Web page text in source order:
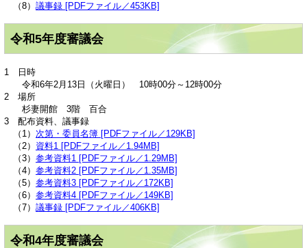
（8） 議事録 [PDFファイル／453KB]
令和5年度審議会
1 日時
令和6年2月13日（火曜日） 10時00分～12時00分
2 場所
杉妻開館 3階 百合
3 配布資料、議事録
（1） 次第・委員名簿 [PDFファイル／129KB]
（2） 資料1 [PDFファイル／1.94MB]
（3） 参考資料1 [PDFファイル／1.29MB]
（4） 参考資料2 [PDFファイル／1.35MB]
（5） 参考資料3 [PDFファイル／172KB]
（6） 参考資料4 [PDFファイル／149KB]
（7） 議事録 [PDFファイル／406KB]
令和4年度審議会